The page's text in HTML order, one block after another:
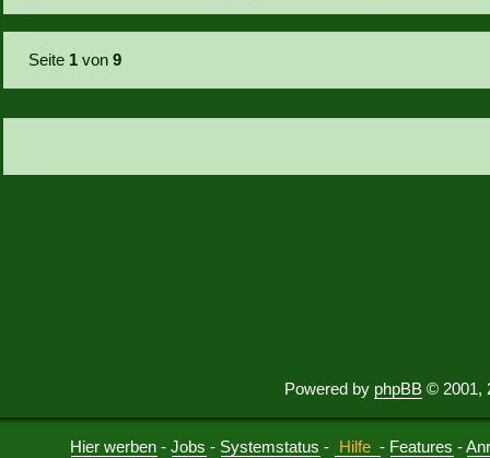
Seite 1 von9
Powered by phpBB © 2001,
Hier werben -Jobs - Systemstatus - Hilfe - Features -